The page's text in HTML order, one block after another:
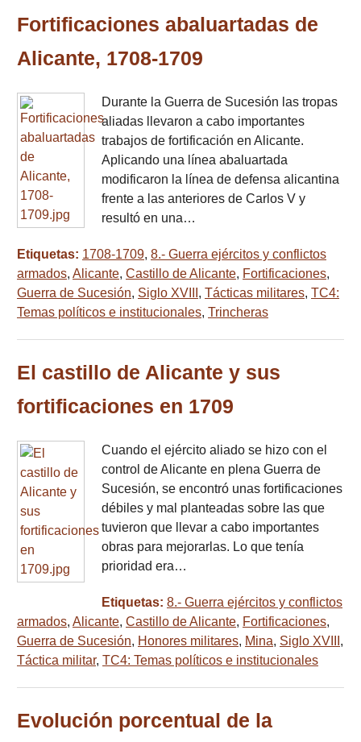
Fortificaciones abaluartadas de
Alicante, 1708-1709
Durante la Guerra de Sucesión las tropas
aliadas llevaron a cabo importantes
trabajos de fortificación en Alicante.
Aplicando una línea abaluartada
modificaron la línea de defensa alicantina
frente a las anteriores de Carlos V y
resultó en una…
Etiquetas: 1708-1709, 8.- Guerra ejércitos y conflictos
armados, Alicante, Castillo de Alicante, Fortificaciones,
Guerra de Sucesión, Siglo XVIII , Tácticas militares, TC4:
Temas políticos e institucionales, Trincheras
El castillo de Alicante y sus
fortificaciones en 1709
Cuando el ejército aliado se hizo con el
control de Alicante en plena Guerra de
Sucesión, se encontró unas fortificaciones
débiles y mal planteadas sobre las que
tuvieron que llevar a cabo importantes
obras para mejorarlas. Lo que tenía
prioridad era…
Etiquetas: 8.- Guerra ejércitos y conflictos
armados, Alicante, Castillo de Alicante, Fortificaciones,
Guerra de Sucesión, Honores militares, Mina, Siglo XVIII ,
Táctica militar, TC4: Temas políticos e institucionales
Evolución porcentual de la